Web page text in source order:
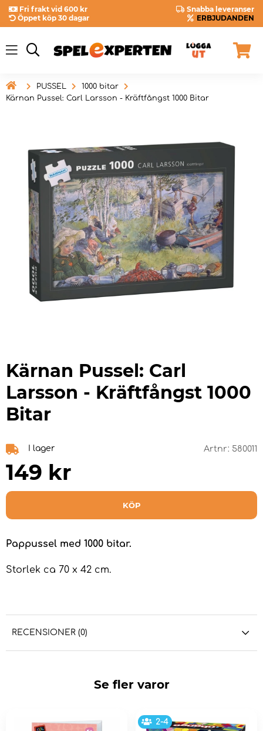
Fri frakt vid 600 kr
Snabba leveranser
Öppet köp 30 dagar
ERBJUDANDEN
 PUSSEL
1000 bitar
Kärnan Pussel: Carl Larsson - Kräftfångst 1000 Bitar
Kärnan Pussel: Carl
Larsson - Kräftfångst 1000
Bitar
I lager Artnr: 580011
149 kr
KÖP
Pappussel med 1000 bitar.
Storlek ca 70 x 42 cm.
RECENSIONER (0)
Se fler varor
2-4